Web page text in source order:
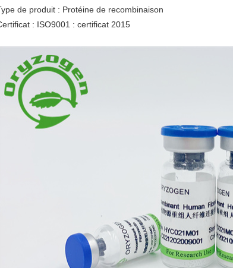
de produit : Protéine de recombinaison
: ISO9001 : certificat 2015